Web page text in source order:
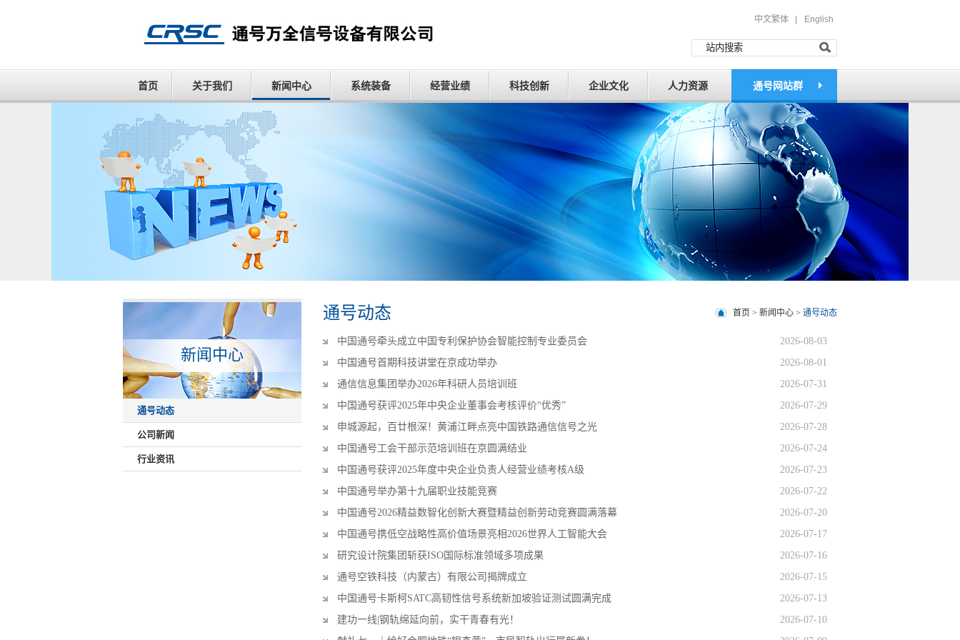
中文繁体 | English
首页 关于我们 新闻中心 系统装备 经营业绩 科技创新 企业文化 人力资源 通号网站群
新闻中心
通号动态
公司新闻
行业资讯
首页 > 新闻中心 > 通号动态
通号动态
中国通号牵头成立中国专利保护协会智能控制专业委员会
2026-08-03
中国通号首期科技讲堂在京成功举办
2026-08-01
通信信息集团举办2026年科研人员培训班
2026-07-31
中国通号获评2025年中央企业董事会考核评价“优秀”
2026-07-29
申城源起，百廿根深！黄浦江畔点亮中国铁路通信信号之光
2026-07-28
中国通号工会干部示范培训班在京圆满结业
2026-07-24
中国通号获评2025年度中央企业负责人经营业绩考核A级
2026-07-23
中国通号举办第十九届职业技能竞赛
2026-07-22
中国通号2026精益数智化创新大赛暨精益创新劳动竞赛圆满落幕
2026-07-20
中国通号携低空战略性高价值场景亮相2026世界人工智能大会
2026-07-17
研究设计院集团斩获ISO国际标准领域多项成果
2026-07-16
通号空铁科技（内蒙古）有限公司揭牌成立
2026-07-15
中国通号卡斯柯SATC高韧性信号系统新加坡验证测试圆满完成
2026-07-13
建功一线|钢轨绵延向前，实干青春有光！
2026-07-10